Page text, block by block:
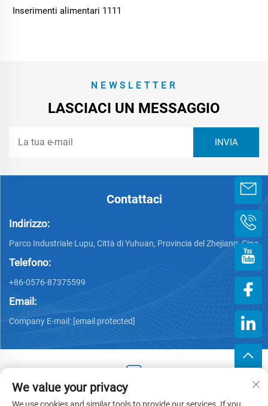
Inserimenti alimentari 1111
NEWSLETTER
LASCIACI UN MESSAGGIO
Contattaci
Indirizzo:
Parco Industriale Lupu, Città di Yuhuan, Provincia del Zhejiang, Cina
Telefono:
+86-0576-87375599
Email:
Company E-mail: [email protected]
Copyright © 2025 by Zhejiang Hengjiang Plastic Co., Ltd. -
We value your privacy